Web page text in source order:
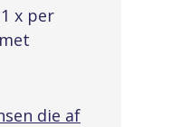
x per
die af